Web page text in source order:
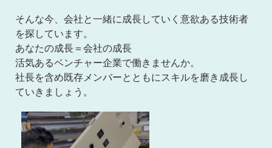
そんな今、会社と一緒に成長していく意欲ある技術者
を探しています。
あなたの成長＝会社の成長
活気あるベンチャー企業で働きませんか。
社長を含め既存メンバーとともにスキルを磨き成長し
ていきましょう。